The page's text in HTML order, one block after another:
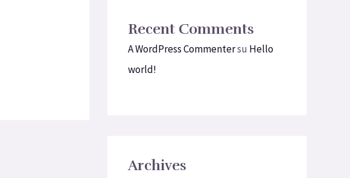
Recent Comments
A WordPress Commentersu Hello
world!
Archives